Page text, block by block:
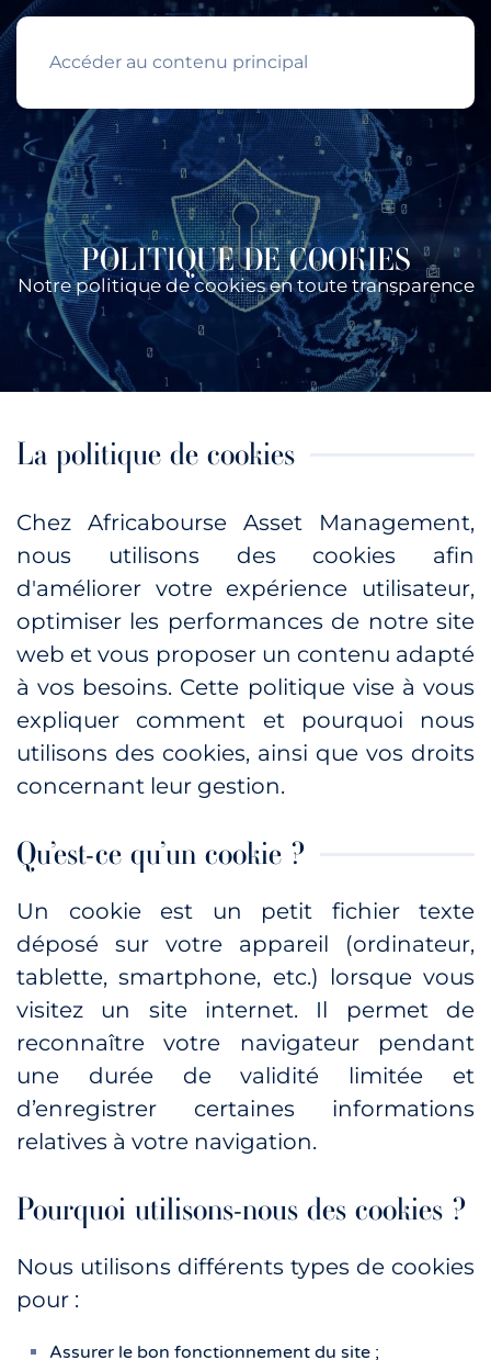
Accéder au contenu principal
POLITIQUE DE COOKIES
Notre politique de cookies en toute transparence
La politique de cookies
Chez Africabourse Asset Management,
nous utilisons des cookies afin
d'améliorer votre expérience utilisateur,
optimiser les performances de notre site
web et vous proposer un contenu adapté
à vos besoins. Cette politique vise à vous
expliquer comment et pourquoi nous
utilisons des cookies, ainsi que vos droits
concernant leur gestion.
Qu’est-ce qu’un cookie ?
Un cookie est un petit fichier texte
déposé sur votre appareil (ordinateur,
tablette, smartphone, etc.) lorsque vous
visitez un site internet. Il permet de
reconnaître votre navigateur pendant
une durée de validité limitée et
d’enregistrer certaines informations
relatives à votre navigation.
Pourquoi utilisons-nous des cookies ?
Nous utilisons différents types de cookies
pour :
Assurer le bon fonctionnement du site ;